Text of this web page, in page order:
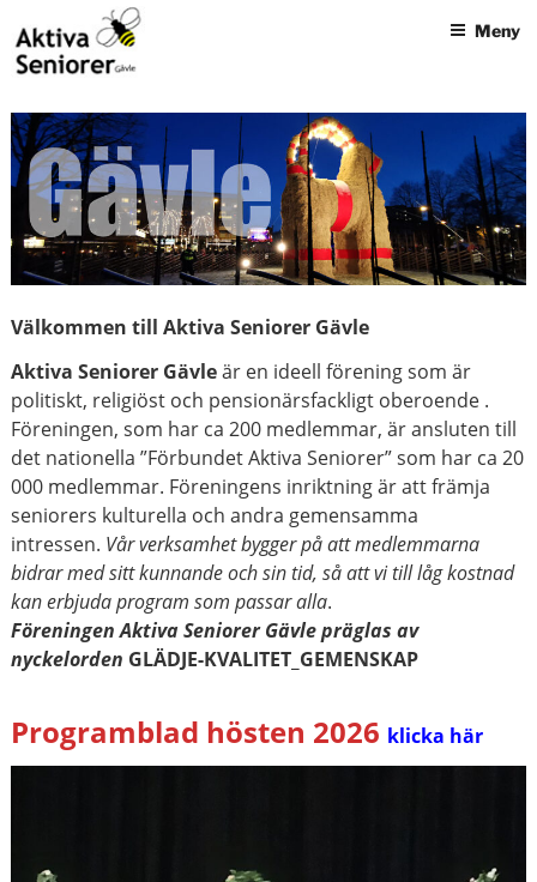
till
innehåll
AKTIVA SENIORER GÄVLE
Meny
Välkommen till Aktiva Seniorer Gävle
Aktiva Seniorer Gävleär en ideell förening som är
politiskt, religiöst och pensionärsfackligt oberoende .
Föreningen, som har ca 200 medlemmar, är ansluten till
det nationella ”Förbundet Aktiva Seniorer” som har ca 20
000 medlemmar. Föreningens inriktning är att främja
seniorers kulturella och andra gemensamma
intressen. Vår verksamhet bygger på att medlemmarna
bidrar med sitt kunnande och sin tid, så att vi till låg kostnad
kan erbjuda program som passar alla.
Föreningen Aktiva Seniorer Gävle präglas av
nyckelorden GLÄDJE-KVALITET_GEMENSKAP
Programblad hösten 2026 klicka här